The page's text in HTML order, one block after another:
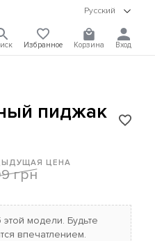
Русский
Избранное Корзина Вход
пиджак
ЦЕНА
грн
модели. Будьте
впечатлением.